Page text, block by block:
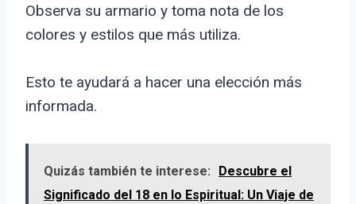
Observa su armario y toma nota de los
colores y estilos que más utiliza.
Esto te ayudará a hacer una elección más
informada.
Quizás también te interese:
Descubre el
Significado del 18 en lo Espiritual: Un Viaje de